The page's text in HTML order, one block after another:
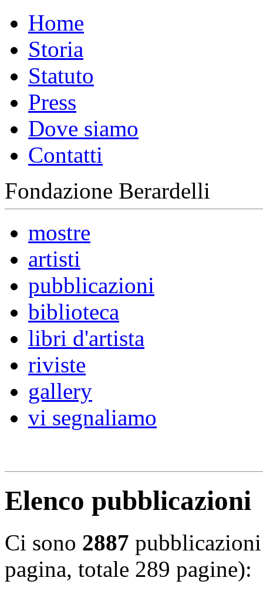
Home
Storia
Statuto
Press
Dove siamo
Contatti
Fondazione Berardelli
mostre
artisti
pubblicazioni
biblioteca
libri d'artista
riviste
gallery
vi segnaliamo
Elenco pubblicazioni
Ci sono 2887
pagina, totale 289 pagine):